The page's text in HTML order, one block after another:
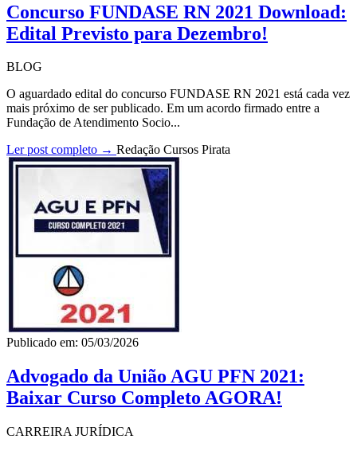
Concurso FUNDASE RN 2021 Download:
Edital Previsto para Dezembro!
BLOG
O aguardado edital do concurso FUNDASE RN 2021 está cada vez
mais próximo de ser publicado. Em um acordo firmado entre a
Fundação de Atendimento Socio...
Ler post completo → Redação Cursos Pirata
Publicado em: 05/03/2026
Advogado da União AGU PFN 2021:
Baixar Curso Completo AGORA!
CARREIRA JURÍDICA